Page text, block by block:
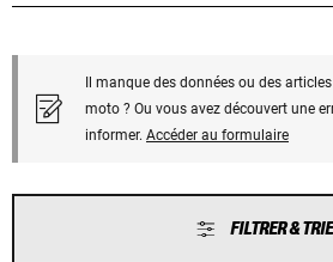
Il manque des données ou des
moto ? Ou vous avez découvert une
informer. Accéder au formulaire
FILTRER &